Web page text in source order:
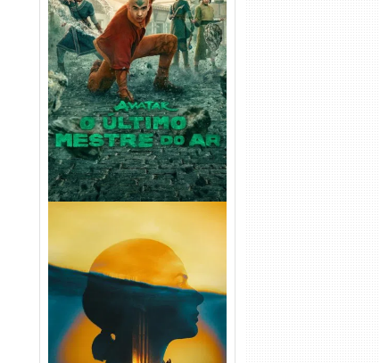
Avatar: O Último Mestre do
Ar 2ª Temporada Torrent
(2026) WEB-DL 1080p Dual
Áudio
Silo 2ª Temporada (2024)
WEB-DL 1080p Dual Áudio